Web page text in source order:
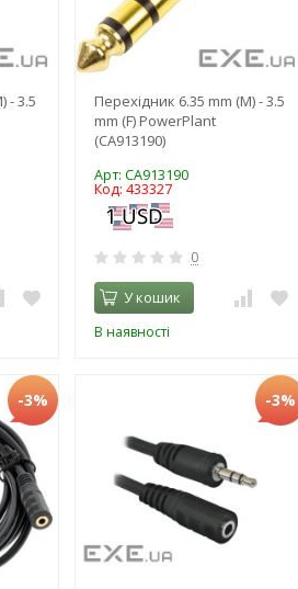
- 3.5
Перехідник 6.35 mm (M) - 3.5
mm (F) PowerPlant
(CA913190)
Арт: CA913190
Код: 433327
0
У кошик
В наявності
-3% -3%